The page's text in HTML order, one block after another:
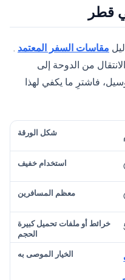
قطر
مقاسات السفر المعتمد .
من الدوحة إلى
فاشترِ ما يكفي لهذا